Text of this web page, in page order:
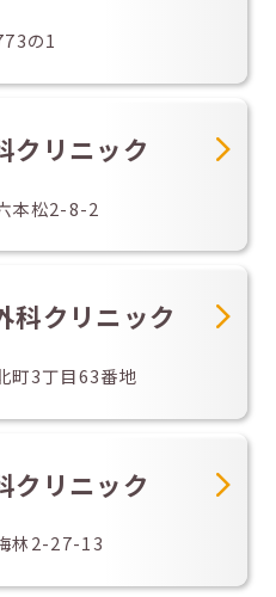
の1
クリニック
本松2-8-2
科クリニック
町3丁目63番地
クリニック
林2-27-13